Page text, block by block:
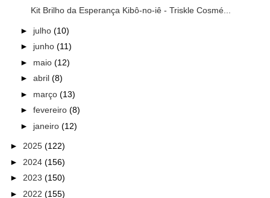
Kit Brilho da Esperança Kibô-no-iê - Triskle Cosmé...
► julho (10)
► junho (11)
► maio (12)
► abril (8)
► março (13)
► fevereiro (8)
► janeiro (12)
► 2025 (122)
► 2024 (156)
► 2023 (150)
► 2022 (155)